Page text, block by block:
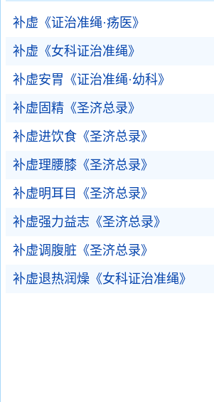
补虚《证治准绳·疡医》
补虚《女科证治准绳》
补虚安胃《证治准绳·幼科》
补虚固精《圣济总录》
补虚进饮食《圣济总录》
补虚理腰膝《圣济总录》
补虚明耳目《圣济总录》
补虚强力益志《圣济总录》
补虚调腹脏《圣济总录》
补虚退热润燥《女科证治准绳》